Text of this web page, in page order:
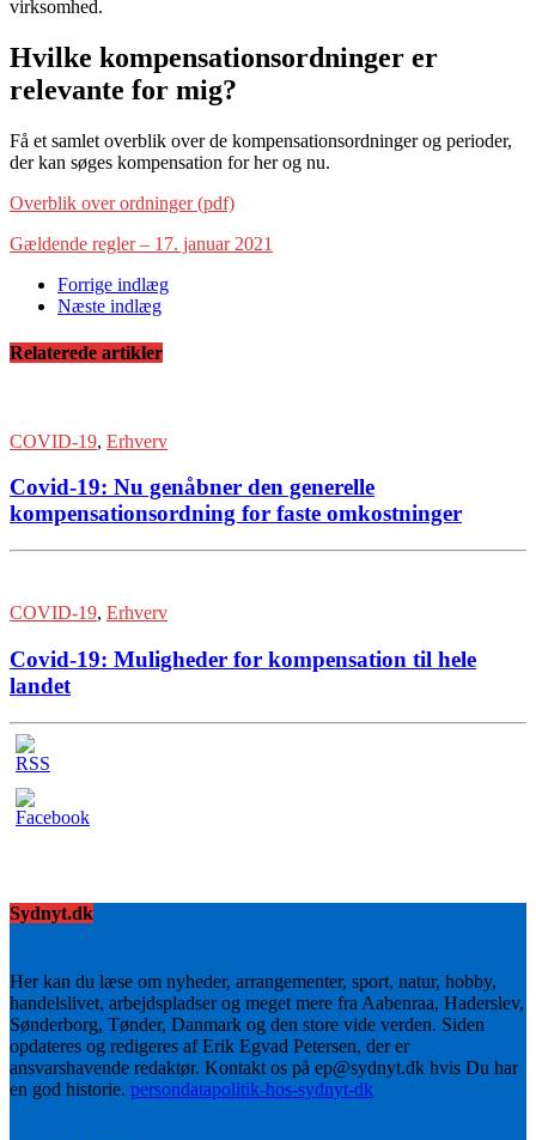
virksomhed.
Hvilke kompensationsordninger er
relevante for mig?
Få et samlet overblik over de kompensationsordninger og perioder,
der kan søges kompensation for her og nu.
Overblik over ordninger (pdf)
Gældende regler – 17. januar 2021
Forrige indlæg
Næste indlæg
Relaterede artikler
COVID-19, Erhverv
Covid-19: Nu genåbner den generelle
kompensationsordning for faste omkostninger
COVID-19, Erhverv
Covid-19: Muligheder for kompensation til hele
landet
Sydnyt.dk
Her kan du læse om nyheder, arrangementer, sport, natur, hobby,
handelslivet, arbejdspladser og meget mere fra Aabenraa, Haderslev,
Sønderborg, Tønder, Danmark og den store vide verden. Siden
opdateres og redigeres af Erik Egvad Petersen, der er
ansvarshavende redaktør. Kontakt os på ep@sydnyt.dk hvis Du har
en god historie. persondatapolitik-hos-sydnyt-dk